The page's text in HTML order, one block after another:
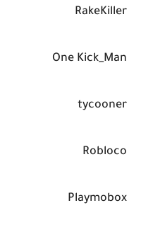
RakeKiller
One Kick_Man
tycooner
Robloco
Playmobox